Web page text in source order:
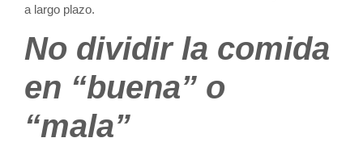
a largo plazo.
No dividir la comida
en “buena” o
“mala”